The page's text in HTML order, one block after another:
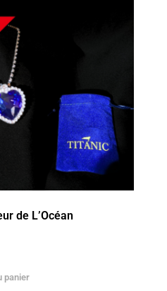
de L’Océan
panier